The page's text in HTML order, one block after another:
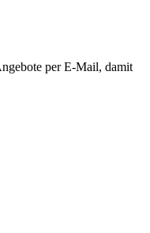
per E-Mail, damit